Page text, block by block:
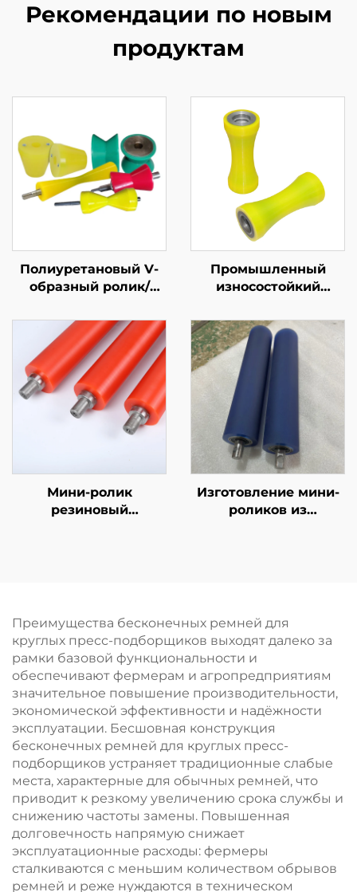
Рекомендации по новым
продуктам
Полиуретановый V-
образный ролик/
ремнем для шкива
Промышленный
износостойкий
V-образной формы,
транспортировка
стальных труб и
круглого прутка,
износостойкий
Мини-ролик
резиновый
Изготовление мини-
роликов из
конвейеров,
различной твердости
и цветов,
качественный
резиновый ролик
Преимущества бесконечных ремней для
круглых пресс-подборщиков выходят далеко за
рамки базовой функциональности и
обеспечивают фермерам и агропредприятиям
значительное повышение производительности,
экономической эффективности и надёжности
эксплуатации. Бесшовная конструкция
бесконечных ремней для круглых пресс-
подборщиков устраняет традиционные слабые
места, характерные для обычных ремней, что
приводит к резкому увеличению срока службы и
снижению частоты замены. Повышенная
долговечность напрямую снижает
эксплуатационные расходы: фермеры
сталкиваются с меньшим количеством обрывов
ремней и реже нуждаются в техническом